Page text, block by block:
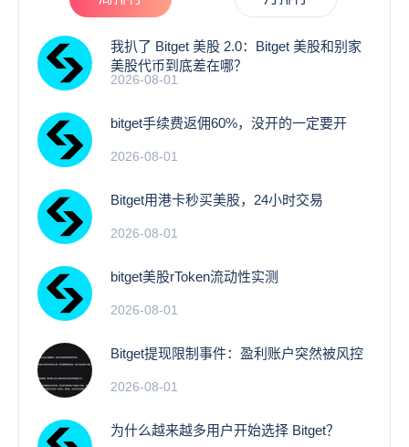
我扒了 Bitget 美股 2.0：Bitget 美股和别家
美股代币到底差在哪？
2026-08-01
bitget手续费返佣60%，没开的一定要开
2026-08-01
Bitget用港卡秒买美股，24小时交易
2026-08-01
bitget美股rToken流动性实测
2026-08-01
Bitget提现限制事件：盈利账户突然被风控
2026-08-01
为什么越来越多用户开始选择 Bitget？